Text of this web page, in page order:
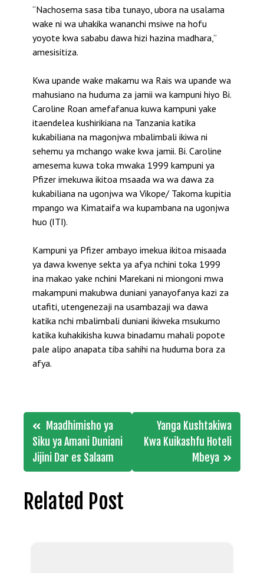
“Nachosema sasa tiba tunayo, ubora na usalama
wake ni wa uhakika wananchi msiwe na hofu
yoyote kwa sababu dawa hizi hazina madhara,”
amesisitiza.
Kwa upande wake makamu wa Rais wa upande wa
mahusiano na huduma za jamii wa kampuni hiyo Bi.
Caroline Roan amefafanua kuwa kampuni yake
itaendelea kushirikiana na Tanzania katika
kukabiliana na magonjwa mbalimbali ikiwa ni
sehemu ya mchango wake kwa jamii. Bi. Caroline
amesema kuwa toka mwaka 1999 kampuni ya
Pfizer imekuwa ikitoa msaada wa wa dawa za
kukabiliana na ugonjwa wa Vikope/ Takoma kupitia
mpango wa Kimataifa wa kupambana na ugonjwa
huo (ITI).
Kampuni ya Pfizer ambayo imekua ikitoa misaada
ya dawa kwenye sekta ya afya nchini toka 1999
ina makao yake nchini Marekani ni miongoni mwa
makampuni makubwa duniani yanayofanya kazi za
utafiti, utengenezaji na usambazaji wa dawa
katika nchi mbalimbali duniani ikiweka msukumo
katika kuhakikisha kuwa binadamu mahali popote
pale alipo anapata tiba sahihi na huduma bora za
afya.
Post
navigation
Maadhimisho ya
Siku ya Amani Duniani
Jijini Dar es Salaam
Yanga Kushtakiwa
Kwa Kuikashfu Hoteli
Mbeya
Related Post